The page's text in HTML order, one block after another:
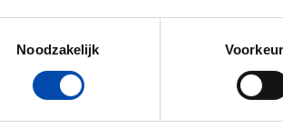
Noodzakelijk